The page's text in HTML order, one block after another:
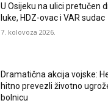
U Osijeku na ulici pretučen
luke, HDZ-ovac i VAR sudac
7. kolovoza 2026.
Dramatična akcija vojske:
hitno prevezli životno
bolnicu